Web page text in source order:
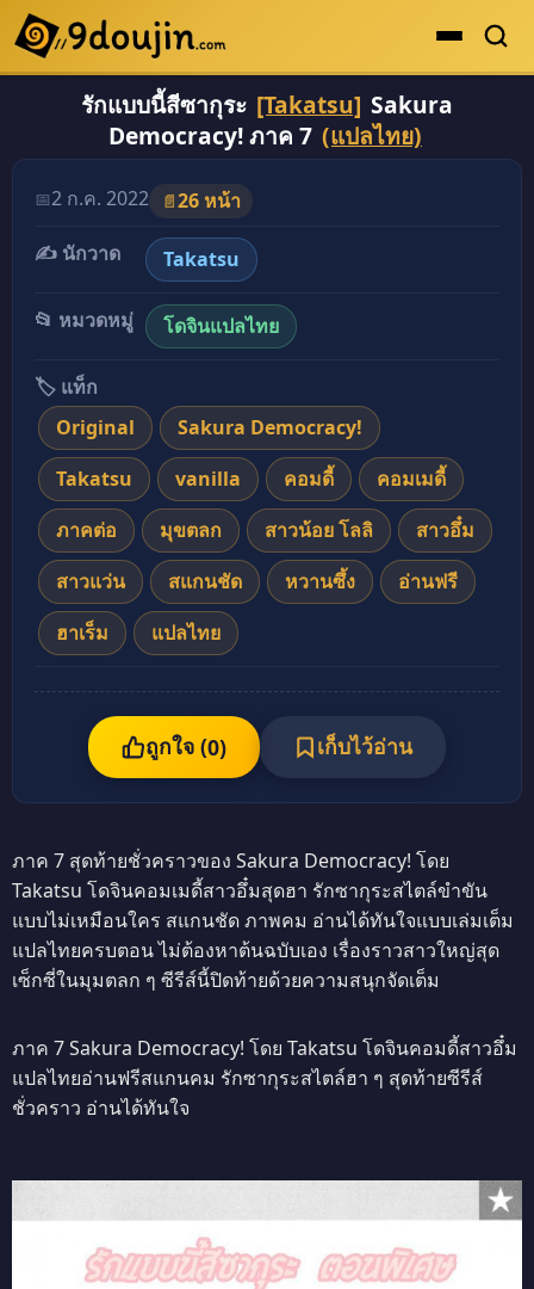
ดูเยอะสุด
คะแนนเยอะสุด
ระดับตำนาน
เรื่องที่เก็บไว้
รักแบบนี้สีซากุระ [Takatsu] Sakura
Democracy! ภาค 7 (แปลไทย)
📅2 ก.ค. 2022 📄26 หน้า
✍️ นักวาด
Takatsu
📂 หมวดหมู่ โดจินแปลไทย
🏷️ แท็ก
Original
Sakura Democracy!
Takatsu
vanilla คอมดี้
คอมเมดี้
ภาคต่อ
มุขตลก สาวน้อย โลลิ
สาวอึ๋ม
สาวแว่น
สแกนชัด หวานซึ้ง
อ่านฟรี
ฮาเร็ม
แปลไทย
ถูกใจ (0) เก็บไว้อ่าน
ภาค 7 สุดท้ายชั่วคราวของ Sakura Democracy! โดย
Takatsu โดจินคอมเมดี้สาวอึ๋มสุดฮา รักซากุระสไตล์ขำขัน
แบบไม่เหมือนใคร สแกนชัด ภาพคม อ่านได้ทันใจแบบเล่มเต็ม
แปลไทยครบตอน ไม่ต้องหาต้นฉบับเอง เรื่องราวสาวใหญ่สุด
เซ็กซี่ในมุมตลก ๆ ซีรีส์นี้ปิดท้ายด้วยความสนุกจัดเต็ม
ภาค 7 Sakura Democracy! โดย Takatsu โดจินคอมดี้สาวอึ๋ม
แปลไทยอ่านฟรีสแกนคม รักซากุระสไตล์ฮา ๆ สุดท้ายซีรีส์
ชั่วคราว อ่านได้ทันใจ